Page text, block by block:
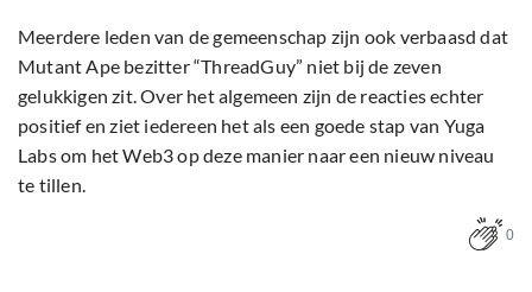
Meerdere leden van de gemeenschap zijn ook verbaasd dat
Mutant Ape bezitter “ThreadGuy” niet bij de zeven
gelukkigen zit. Over het algemeen zijn de reacties echter
positief en ziet iedereen het als een goede stap van Yuga
Labs om het Web3 op deze manier naar een nieuw niveau
te tillen.
0